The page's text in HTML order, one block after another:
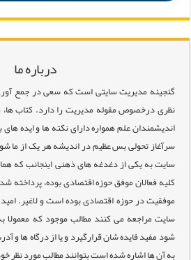
درباره ما
گنجینه مدیریت سایتی است که سعی در جمع
نظری درخصوص مقوله مدیریت را دارد. کتاب ها،
اندیشمندان علم همواره دارای نکته ها و ایده
سرآغاز تحولی بس عظیم در اندیشه هر یک از
سایت به یکی از دغدغه های ذهنی اینجانب که
کلیه فعالان موفق حوزه اقتصادی بوده، پرداخته
موفقیت در حوزه اقتصادی بوده است و لاغیر.
سایت مراجعه می کنند مطالب موجود که
شود مفید فایده شان قرارگیرد و یا از درگاه ها و
به آن ها اشاره شده است بتوانند مطالب مورد نظر